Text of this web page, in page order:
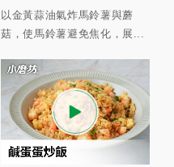
以金黃蒜油氣炸馬鈴薯與蘑
菇，使馬鈴薯避免焦化，展...